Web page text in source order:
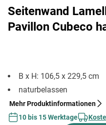
Seitenwand
Pavillon Cubeco
B x H: 106,5 x 229,5 cm
naturbelassen
Mehr Produktinformationen
10 bis 15 Werktage